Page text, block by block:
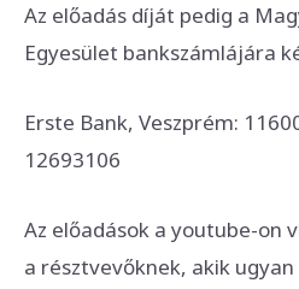
Az előadás díját pedig a
Egyesület bankszámlájára
Erste Bank, Veszprém:
12693106
Az előadások a youtube-on
a résztvevőknek, akik